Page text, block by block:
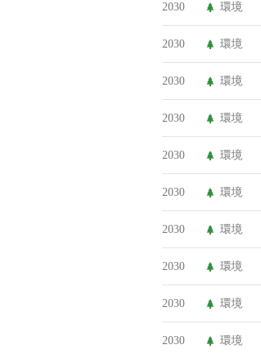
2030 環境
2030 環境
2030 環境
2030 環境
2030 環境
2030 環境
2030 環境
2030 環境
2030 環境
2030 環境